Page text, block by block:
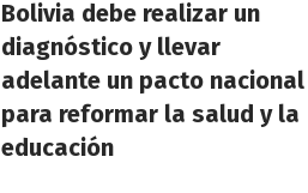
Bolivia debe realizar un
diagnóstico y llevar
adelante un pacto nacional
para reformar la salud y la
educación